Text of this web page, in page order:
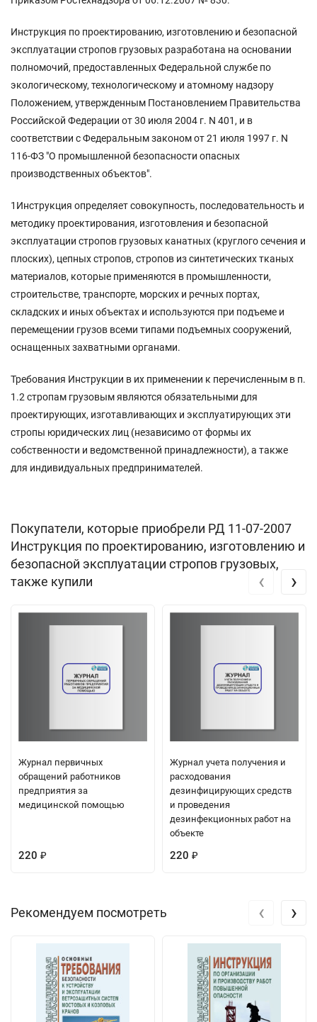
Инструкция по проектированию, изготовлению и безопасной
эксплуатации стропов грузовых разработана на основании
полномочий, предоставленных Федеральной службе по
экологическому, технологическому и атомному надзору
Положением, утвержденным Постановлением Правительства
Российской Федерации от 30 июля 2004 г. N 401, и в
соответствии с Федеральным законом от 21 июля 1997 г. N
116-ФЗ "О промышленной безопасности опасных
производственных объектов".
1Инструкция определяет совокупность, последовательность и
методику проектирования, изготовления и безопасной
эксплуатации стропов грузовых канатных (круглого сечения и
плоских), цепных стропов, стропов из синтетических тканых
материалов, которые применяются в промышленности,
строительстве, транспорте, морских и речных портах,
складских и иных объектах и используются при подъеме и
перемещении грузов всеми типами подъемных сооружений,
оснащенных захватными органами.
Требования Инструкции в их применении к перечисленным в п.
1.2 стропам грузовым являются обязательными для
проектирующих, изготавливающих и эксплуатирующих эти
стропы юридических лиц (независимо от формы их
собственности и ведомственной принадлежности), а также
для индивидуальных предпринимателей.
Покупатели, которые приобрели РД 11-07-2007
Инструкция по проектированию, изготовлению и
безопасной эксплуатации стропов грузовых,
также купили
Журнал первичных
обращений работников
предприятия за
медицинской помощью
220 ₽
Журнал учета получения и
расходования
дезинфицирующих средств
и проведения
дезинфекционных работ на
объекте
220 ₽
‹ ›
Рекомендуем посмотреть ‹ ›